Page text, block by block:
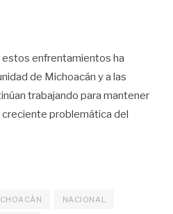
enfrentamientos ha
de Michoacán y a las
trabajando para mantener
problemática del
NACIONAL